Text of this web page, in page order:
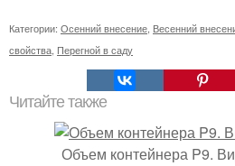
Категории: Осенний внесение Весенний
свойства Перегной в саду
Читайте также
Объем контейнера P9.